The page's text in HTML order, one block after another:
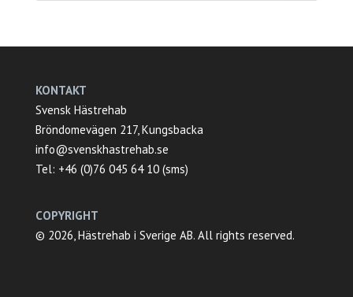
KONTAKT
Svensk Hästrehab
Bröndomevägen 217, Kungsbacka
info@svenskhastrehab.se
Tel: +46 (0)76 045 64 10 (sms)
COPYRIGHT
© 2026, Hästrehab i Sverige AB. All rights reserved.